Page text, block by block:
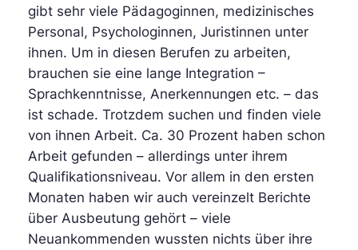
gibt sehr viele Pädagoginnen, medizinisches
Personal, Psychologinnen, Juristinnen unter
ihnen. Um in diesen Berufen zu arbeiten,
brauchen sie eine lange Integration –
Sprachkenntnisse, Anerkennungen etc. – das
ist schade. Trotzdem suchen und finden viele
von ihnen Arbeit. Ca. 30 Prozent haben schon
Arbeit gefunden – allerdings unter ihrem
Qualifikationsniveau. Vor allem in den ersten
Monaten haben wir auch vereinzelt Berichte
über Ausbeutung gehört – viele
Neuankommenden wussten nichts über ihre